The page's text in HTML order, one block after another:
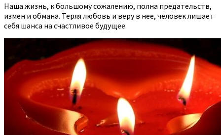
Наша жизнь, к большому сожалению, полна предательств,
измен и обмана. Теряя любовь и веру в нее, человек лишает
себя шанса на счастливое будущее.